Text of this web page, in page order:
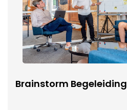
Brainstorm Begeleiding